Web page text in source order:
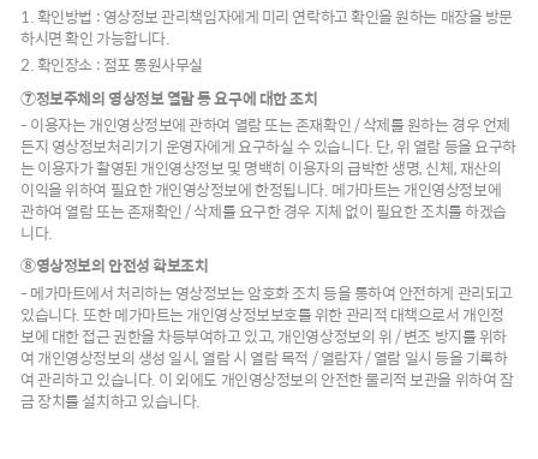
1. 확인방법 : 영상정보 관리책임자에게 미리 연락하고 확인을 원하는 매장을 방문
하시면 확인 가능합니다.
2. 확인장소 : 점포 통원사무실
⑦정보주체의 영상정보 열람 등 요구에 대한 조치
- 이용자는 개인영상정보에 관하여 열람 또는 존재확인 / 삭제를 원하는 경우 언제
든지 영상정보처리기기 운영자에게 요구하실 수 있습니다. 단, 위 열람 등을 요구하
는 이용자가 촬영된 개인영상정보 및 명백히 이용자의 급박한 생명, 신체, 재산의
이익을 위하여 필요한 개인영상정보에 한정됩니다. 메가마트는 개인영상정보에
관하여 열람 또는 존재확인 / 삭제를 요구한 경우 지체 없이 필요한 조치를 하겠습
니다.
⑧영상정보의 안전성 확보조치
- 메가마트에서 처리하는 영상정보는 암호화 조치 등을 통하여 안전하게 관리되고
있습니다. 또한 메가마트는 개인영상정보보호를 위한 관리적 대책으로서 개인정
보에 대한 접근 권한을 차등부여하고 있고, 개인영상정보의 위 / 변조 방지를 위하
여 개인영상정보의 생성 일시, 열람 시 열람 목적 / 열람자 / 열람 일시 등을 기록하
여 관리하고 있습니다. 이 외에도 개인영상정보의 안전한 물리적 보관을 위하여 잠
금 장치를 설치하고 있습니다.